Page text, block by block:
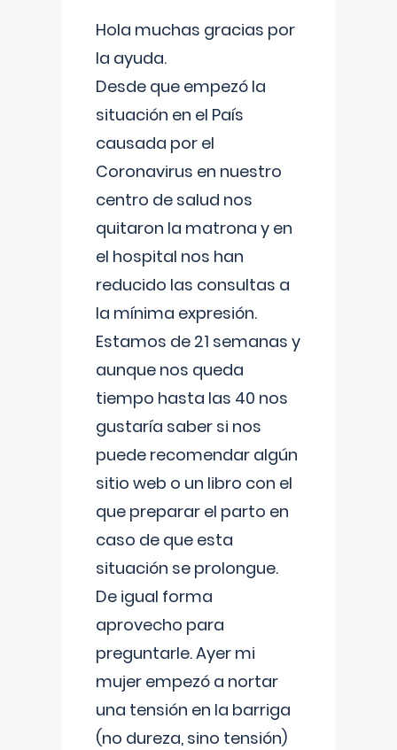
Hola muchas gracias por
la ayuda.
Desde que empezó la
situación en el País
causada por el
Coronavirus en nuestro
centro de salud nos
quitaron la matrona y en
el hospital nos han
reducido las consultas a
la mínima expresión.
Estamos de 21 semanas y
aunque nos queda
tiempo hasta las 40 nos
gustaría saber si nos
puede recomendar algún
sitio web o un libro con el
que preparar el parto en
caso de que esta
situación se prolongue.
De igual forma
aprovecho para
preguntarle. Ayer mi
mujer empezó a nortar
una tensión en la barriga
(no dureza, sino tensión)